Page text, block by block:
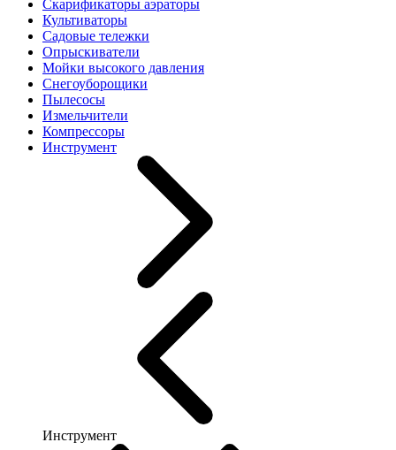
Скарификаторы аэраторы
Культиваторы
Садовые тележки
Опрыскиватели
Мойки высокого давления
Снегоуборощики
Пылесосы
Измельчители
Компрессоры
Инструмент
Инструмент